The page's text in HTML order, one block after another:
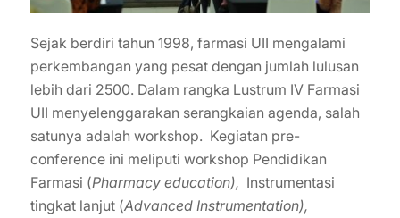
Sejak berdiri tahun 1998, farmasi UII mengalami
perkembangan yang pesat dengan jumlah lulusan
lebih dari 2500. Dalam rangka Lustrum IV Farmasi
UII menyelenggarakan serangkaian agenda, salah
satunya adalah workshop. Kegiatan pre-
conference ini meliputi workshop Pendidikan
Farmasi (Pharmacy education), Instrumentasi
tingkat lanjut (Advanced Instrumentation),